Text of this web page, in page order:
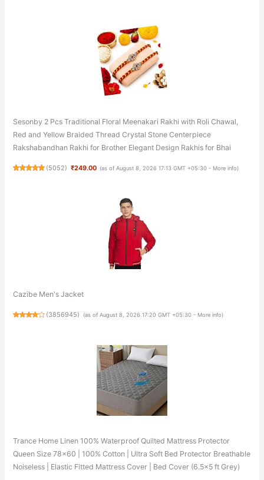
Sesonby 2 Pcs Traditional Floral Meenakari Rakhi with Roli Chawal,
Red and Yellow Braided Thread Crystal Stone Centerpiece
Rakshabandhan Rakhi for Brother Elegant Design Rakhis for Bhai
(5052) ₹249.00 (as of August 8, 2026 17:13 GMT +05:30 - More info)
Cazibe Men's Jacket
(3856945) (as of August 8, 2026 17:20 GMT +05:30 - More info)
Trance Home Linen 100% Waterproof Quilted Mattress Protector
Queen Size 78x60 | 100% Cotton | Ultra Soft Bed Protector Breathable
Noiseless | Elastic Fitted Mattress Cover | Bed Cover (6.5x5 ft Grey)